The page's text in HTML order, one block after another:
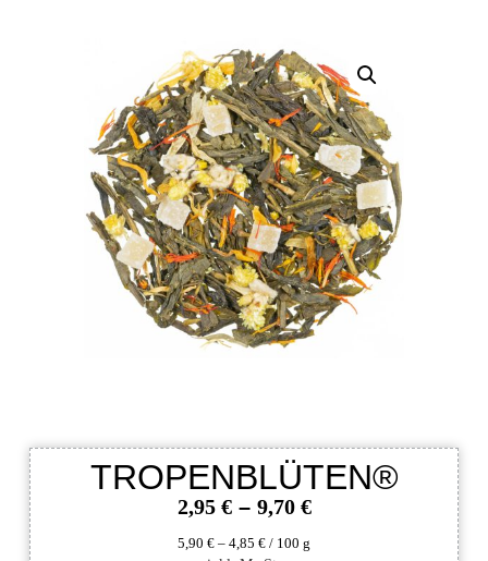
TROPENBLÜTEN®
2,95 €– 9,70 €
5,90 € – 4,85 € / 100 g